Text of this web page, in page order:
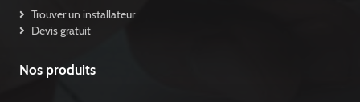
Trouver un installateur
Devis gratuit
Nos produits